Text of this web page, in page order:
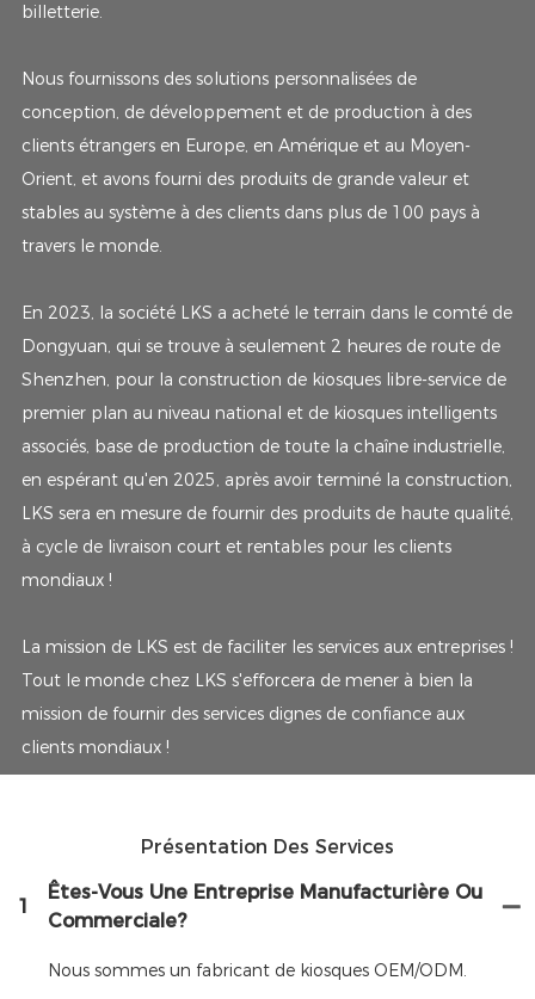
billetterie.
Nous fournissons des solutions personnalisées de
conception, de développement et de production à des
clients étrangers en Europe, en Amérique et au Moyen-
Orient, et avons fourni des produits de grande valeur et
stables au système à des clients dans plus de 100 pays à
travers le monde.
En 2023, la société LKS a acheté le terrain dans le comté de
Dongyuan, qui se trouve à seulement 2 heures de route de
Shenzhen, pour la construction de kiosques libre-service de
premier plan au niveau national et de kiosques intelligents
associés, base de production de toute la chaîne industrielle,
en espérant qu'en 2025, après avoir terminé la construction,
LKS sera en mesure de fournir des produits de haute qualité,
à cycle de livraison court et rentables pour les clients
mondiaux !
La mission de LKS est de faciliter les services aux entreprises !
Tout le monde chez LKS s'efforcera de mener à bien la
mission de fournir des services dignes de confiance aux
clients mondiaux !
Présentation Des Services
1
Êtes-Vous Une Entreprise Manufacturière Ou
Commerciale?
Nous sommes un fabricant de kiosques OEM/ODM.